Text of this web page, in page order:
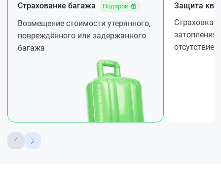
Страхование багажа Подарок
Возмещение стоимости утерянного,
повреждённого или задержанного
багажа
Защита
Страховка
затопления
отсутствие